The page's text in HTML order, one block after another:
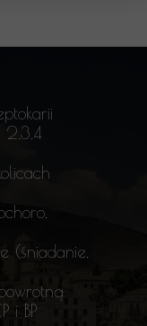
2,3,4
(śniadanie,
i BP